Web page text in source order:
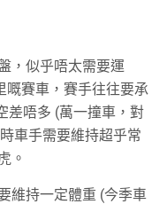
，似乎唔太需要運
嘅賽車，賽手往往要承
差唔多 (萬一撞車，對
車手需要維持超乎常
。
維持一定體重 (今季車